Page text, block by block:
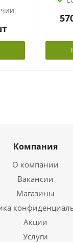
Компания
О компании
Вакансии
Магазины
Акции
Услуги